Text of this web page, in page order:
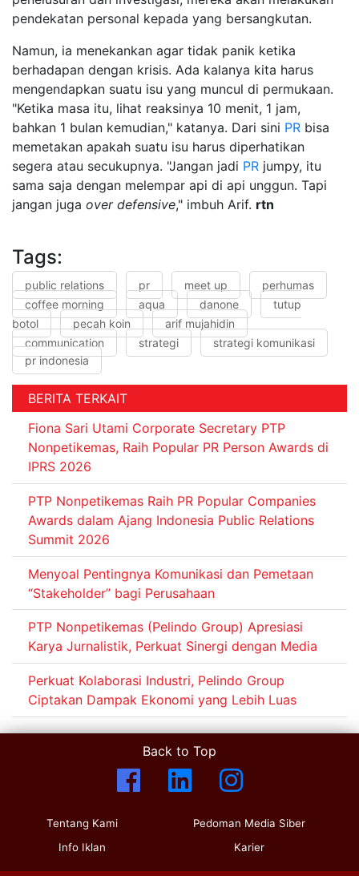
pendekatan personal kepada yang bersangkutan.
Namun, ia menekankan agar tidak panik ketika
berhadapan dengan krisis. Ada kalanya kita harus
mengendapkan suatu isu yang muncul di permukaan.
"Ketika masa itu, lihat reaksinya 10 menit, 1 jam,
bahkan 1 bulan kemudian," katanya. Dari sini PR bisa
memetakan apakah suatu isu harus diperhatikan
segera atau secukupnya. "Jangan jadi PR jumpy, itu
sama saja dengan melempar api di api unggun. Tapi
jangan juga over defensive," imbuh Arif. rtn
Tags:
public relations pr meet up
perhumas
coffee morning
aqua danone
tutup
botol
pecah koin
arif mujahidin
communication
strategi
strategi komunikasi
pr indonesia
BERITA TERKAIT
Fiona Sari Utami Corporate Secretary PTP
Nonpetikemas, Raih Popular PR Person Awards di
IPRS 2026
PTP Nonpetikemas Raih PR Popular Companies
Awards dalam Ajang Indonesia Public Relations
Summit 2026
Menyoal Pentingnya Komunikasi dan Pemetaan
“Stakeholder” bagi Perusahaan
PTP Nonpetikemas (Pelindo Group) Apresiasi
Karya Jurnalistik, Perkuat Sinergi dengan Media
Perkuat Kolaborasi Industri, Pelindo Group
Ciptakan Dampak Ekonomi yang Lebih Luas
Back to Top
Tentang Kami
Info Iklan
Pedoman Media Siber
Karier